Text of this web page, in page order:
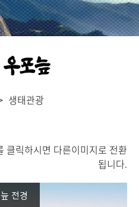
포늪
생태관광
릭하시면 다른이미지로 전환
됩니다.
전경